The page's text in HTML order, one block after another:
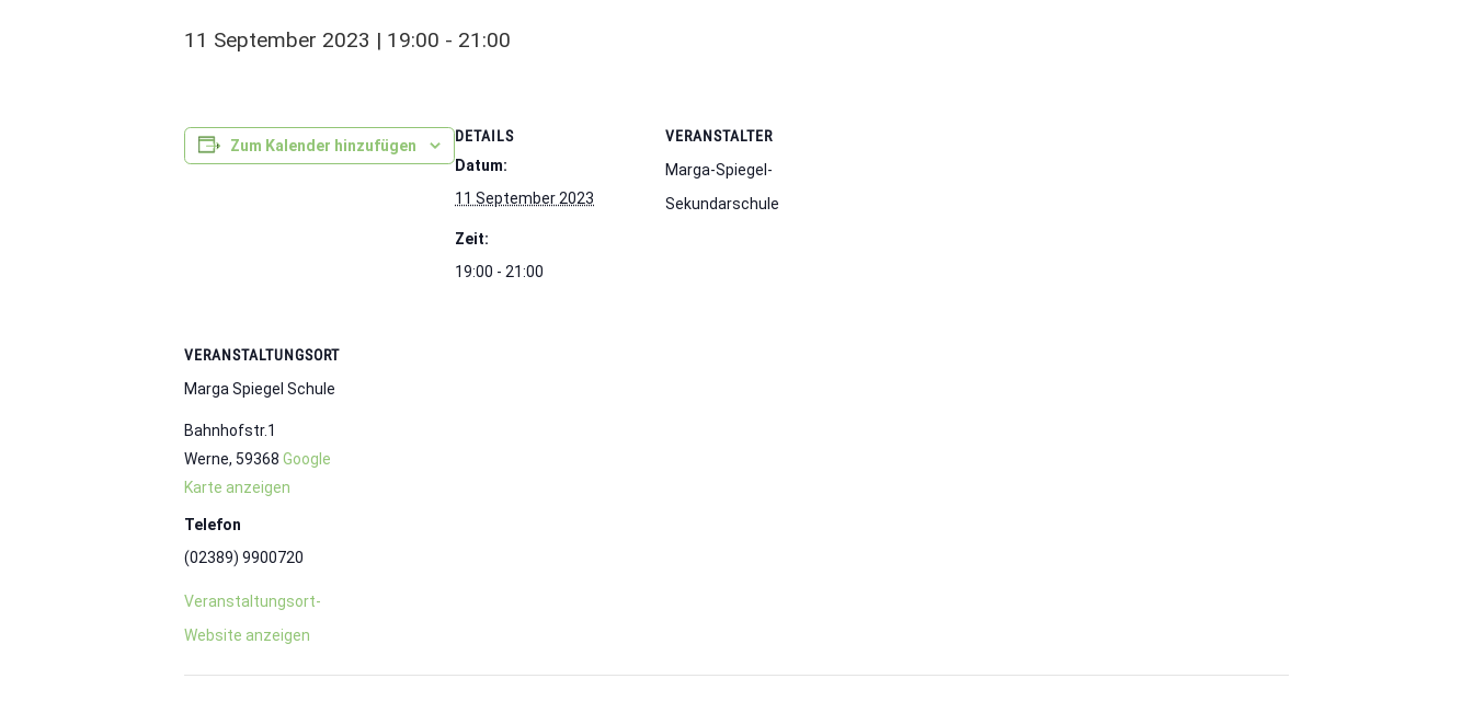
11 September 2023 | 19:00 - 21:00
Zum Kalender hinzufügen
DETAILS
Datum:
11 September 2023
Zeit:
19:00 - 21:00
VERANSTALTER
Marga-Spiegel-
Sekundarschule
VERANSTALTUNGSORT
Marga Spiegel Schule
Bahnhofstr.1
Werne, 59368 Google
Karte anzeigen
Telefon
(02389) 9900720
Veranstaltungsort-
Website anzeigen